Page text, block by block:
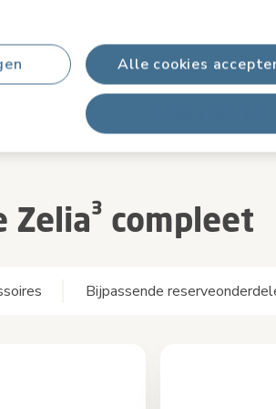
Alle cookies
Zelia³ compleet
Bijpassende